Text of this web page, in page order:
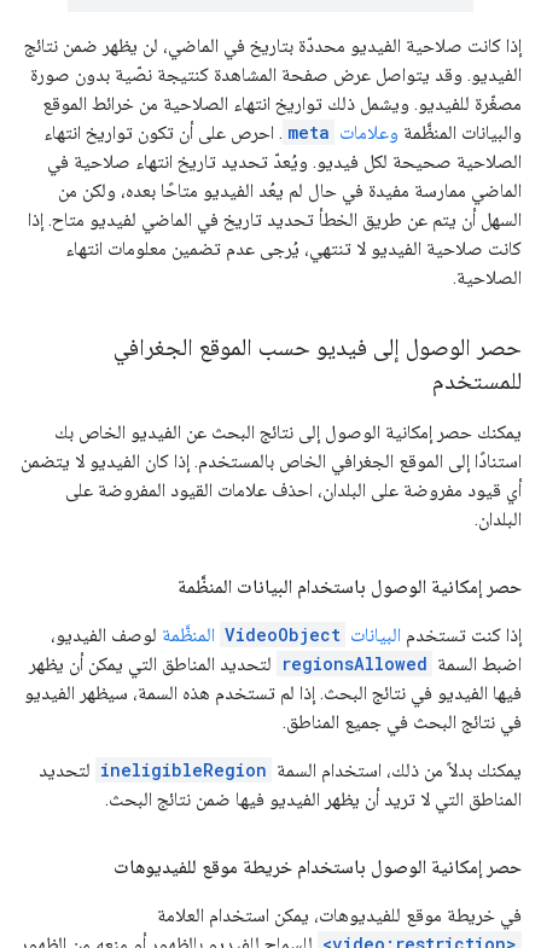
إذا كانت صلاحية الفيديو محددّة بتاريخ في الماضي، لن يظهر ضمن نتائج
الفيديو. وقد يتواصل عرض صفحة المشاهدة كنتيجة نصّية بدون صورة
مصغّرة للفيديو. ويشمل ذلك تواريخ انتهاء الصلاحية من خرائط الموقع
والبيانات المنظَّمة وعلامات meta . احرص على أن تكون تواريخ انتهاء
الصلاحية صحيحة لكل فيديو. ويُعدّ تحديد تاريخ انتهاء صلاحية في
الماضي ممارسة مفيدة في حال لم يعُد الفيديو متاحًا بعده، ولكن من
السهل أن يتم عن طريق الخطأ تحديد تاريخ في الماضي لفيديو متاح. إذا
كانت صلاحية الفيديو لا تنتهي، يُرجى عدم تضمين معلومات انتهاء
الصلاحية.
حصر الوصول إلى فيديو حسب الموقع الجغرافي
للمستخدم
يمكنك حصر إمكانية الوصول إلى نتائج البحث عن الفيديو الخاص بك
استنادًا إلى الموقع الجغرافي الخاص بالمستخدم. إذا كان الفيديو لا يتضمن
أي قيود مفروضة على البلدان، احذف علامات القيود المفروضة على
البلدان.
حصر إمكانية الوصول باستخدام البيانات المنظَّمة
إذا كنت تستخدم البيانات VideoObject المنظَّمة لوصف الفيديو،
اضبط السمة regionsAllowed لتحديد المناطق التي يمكن أن يظهر
فيها الفيديو في نتائج البحث. إذا لم تستخدم هذه السمة، سيظهر الفيديو
في نتائج البحث في جميع المناطق.
يمكنك بدلاً من ذلك، استخدام السمة ineligibleRegion لتحديد
المناطق التي لا تريد أن يظهر الفيديو فيها ضمن نتائج البحث.
حصر إمكانية الوصول باستخدام خريطة موقع للفيديوهات
في خريطة موقع للفيديوهات، يمكن استخدام العلامة
<video:restriction> للسماح للفيديو بالظهور أو منعه من الظهور